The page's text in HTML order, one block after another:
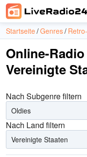
Startseite Genres
Online-
Vereinigte
Nach Subgenre filtern
Oldies
Nach Land filtern
Vereinigte Staaten